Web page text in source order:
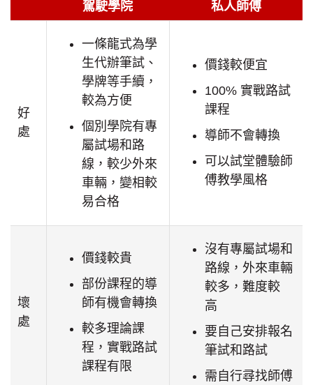
駕駛學院
私人師傅
好
處
一條龍式為學
生代辦筆試、
學牌等手續，
較為方便
個別學院有專
屬試場和路
線，較少外來
車輛，變相較
易合格
價錢較便宜
100% 實戰路試
課程
導師不會轉換
可以試堂體驗師
傅教學風格
壞
處
價錢較貴
部份課程的導
師有機會轉換
較多理論課
程，實戰路試
課程有限
沒有專屬試場和
路線，外來車輛
較多，難度較
高
要自己安排報名
筆試和路試
需自行尋找師傅